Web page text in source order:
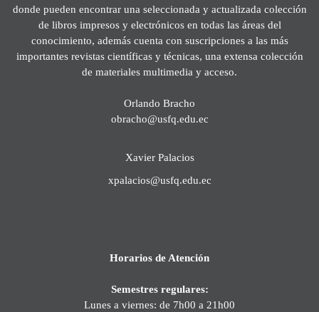
donde pueden encontrar una seleccionada y actualizada colección
de libros impresos y electrónicos en todas las áreas del
conocimiento, además cuenta con suscripciones a las más
importantes revistas científicas y técnicas, una extensa colección
de materiales multimedia y acceso.
Orlando Bracho
obracho@usfq.edu.ec
Xavier Palacios
xpalacios@usfq.edu.ec
Horarios de Atención
Semestres regulares:
Lunes a viernes: de 7h00 a 21h00